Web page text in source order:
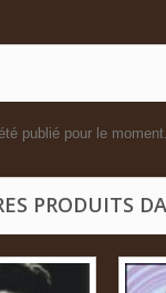
publié pour le moment.
PRODUITS